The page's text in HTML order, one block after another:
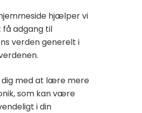
hjælper vi
få adgang til
verden generelt i
med at lære mere
som kan være
i din